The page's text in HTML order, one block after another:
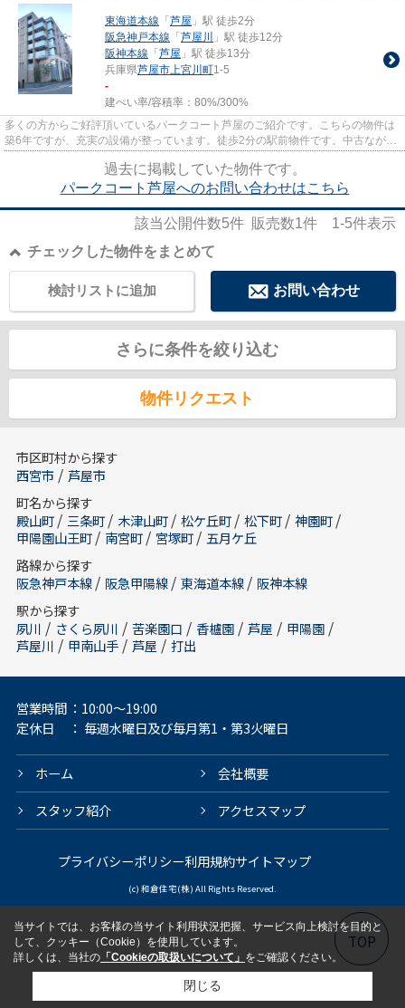
東海道本線 「芦屋 」駅 徒歩2分
阪急神戸本線 「芦屋川
」駅 徒歩12分
阪神本線 「芦屋 」駅 徒歩13分
兵庫県芦屋市 上宮川町1-5
-
建ぺい率/容積率： 80%/300%
多くの方からご好評頂いているパークコート芦屋のご紹介です。こちらの物件は
築6年ですが、充実の設備が整っています。徒歩2分の駅前物件です。中古ながら
も綺麗な室内と魅力的な住環...
過去に掲載していた物件です。
パークコート芦屋へのお問い合わせはこちら
該当公開件数5件 販売数1件 1-5件表示
チェックした物件をまとめて
お問い合わせ
検討リストに追加
さらに条件を絞り込む
物件リクエスト
TOP
市区町村から探す
西宮市 / 芦屋市
町名から探す
殿山町/ 三条町/ 木津山町/ 松ケ丘町/ 松下町/ 神園町/
甲陽園山王町/ 南宮町/ 宮塚町/ 五月ケ丘
路線から探す
阪急神戸本線/ 阪急甲陽線/ 東海道本線/ 阪神本線
駅から探す
夙川 / さくら夙川 / 苦楽園口 / 香櫨園 / 芦屋 / 甲陽園 /
芦屋川 / 甲南山手 / 芦屋 / 打出
営業時間 ：10:00～19:00
定休日
： 毎週水曜日及び毎月第1・第3火曜日
ホーム
会社概要
スタッフ紹介
アクセスマップ
プライバシーポリシー利用規約サイトマップ
(c) 和倉住宅(株) All Rights Reserved.
当サイトでは、お客様の当サイト利用状況把握、サービス向上検討を目的と
して、クッキー（Cookie）を使用しています。
詳しくは、当社の 「Cookieの取扱いについて」 をご確認ください。
閉じる